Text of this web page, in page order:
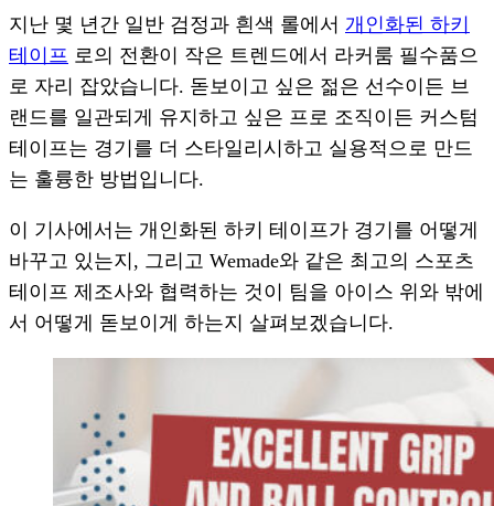
지난 몇 년간 일반 검정과 흰색 롤에서 개인화된 하키
테이프 로의 전환이 작은 트렌드에서 라커룸 필수품으
로 자리 잡았습니다. 돋보이고 싶은 젊은 선수이든 브
랜드를 일관되게 유지하고 싶은 프로 조직이든 커스텀
테이프는 경기를 더 스타일리시하고 실용적으로 만드
는 훌륭한 방법입니다.
이 기사에서는 개인화된 하키 테이프가 경기를 어떻게
바꾸고 있는지, 그리고 Wemade와 같은 최고의 스포츠
테이프 제조사와 협력하는 것이 팀을 아이스 위와 밖에
서 어떻게 돋보이게 하는지 살펴보겠습니다.